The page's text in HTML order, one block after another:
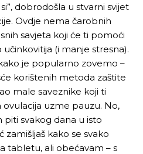
dobrodošla u stvarni svijet
Ovdje nema čarobnih
savjeta koji će ti pomoći
(i manje stresna).
je popularno zovemo –
korištenih metoda zaštite
male saveznike koji ti
uzme pauzu. No,
svakog dana u isto
zamišljaš kako se svako
tabletu, ali obećavam – s